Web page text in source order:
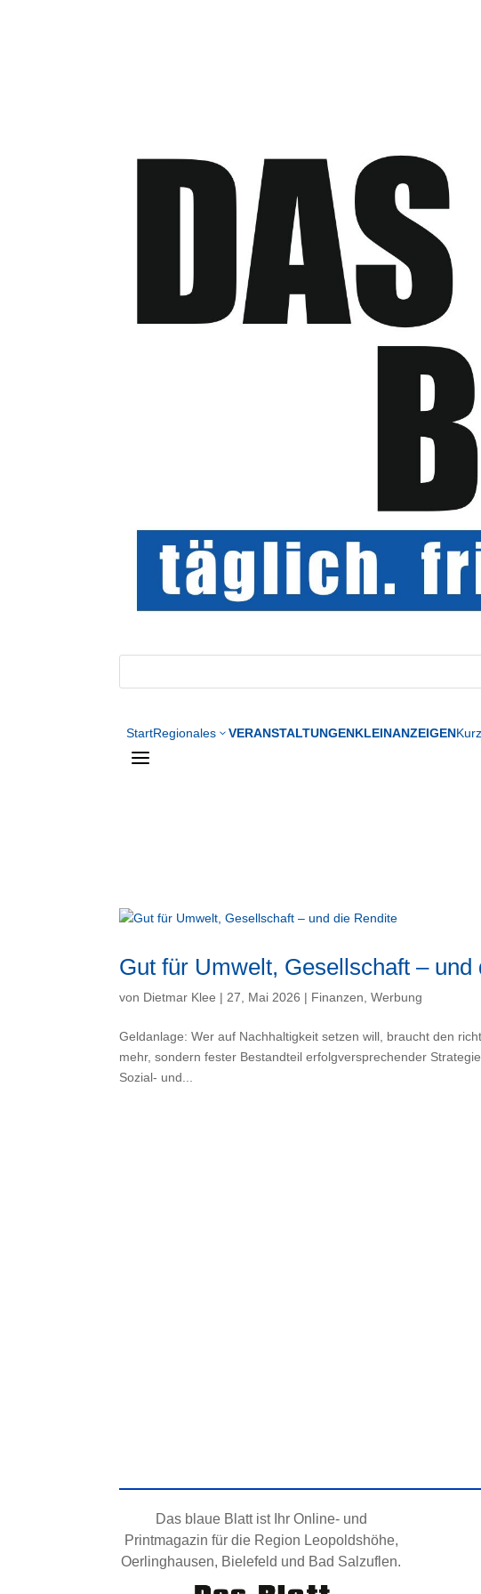
StartRegionales 3VERANSTALTUNGENKLEINANZEIGEN
a
Gut für Umwelt, Gesellschaft – und
von Dietmar Klee | 27, Mai 2026 | Finanzen ,Werbung
Geldanlage: Wer auf Nachhaltigkeit setzen will, braucht den
mehr, sondern fester Bestandteil erfolgversprechender
Sozial- und...
Das blaue Blatt ist Ihr Online- und
Printmagazin für die Region Leopoldshöhe,
Oerlinghausen, Bielefeld und Bad Salzuflen.